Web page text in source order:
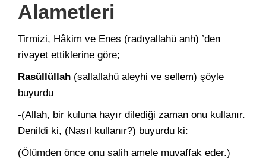
Alametleri
Tirmizi, Hâkim ve Enes (radıyallahü anh) ’den
rivayet ettikleri­ne göre;
Rasüllüllah (sallallahü aleyhi ve sellem) şöyle
buyurdu
-(Allah, bir kuluna hayır dilediği zaman onu kullanır.
Denildi ki, (Nasıl kullanır?) buyurdu ki:
(Ölümden önce onu salih amele muvaffak eder.)